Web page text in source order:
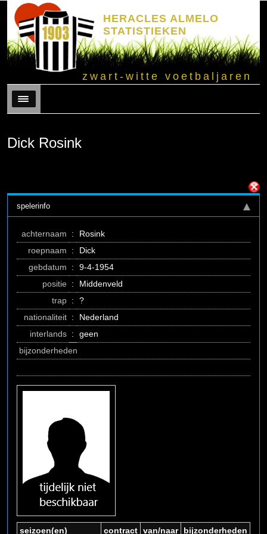
HERACLES ALMELO
STATISTIEKEN
zwart-witte voetbaljaren
Menu
Dick Rosink
spelerinfo
achternaam :
Rosink
roepnaam
:
Dick
gebdatum
:
9-4-1954
positie :
Middenveld
trap :
?
nationaliteit :
Nederland
interlands :
geen
bijzonderheden
seizoen(en) contract van/naar bijzonderheden